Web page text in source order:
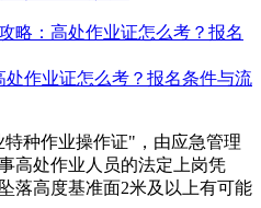
处作业证怎么考？报名条件与流
种作业操作证"，由应急管理
高处作业人员的法定上岗凭
落高度基准面2米及以上有可能